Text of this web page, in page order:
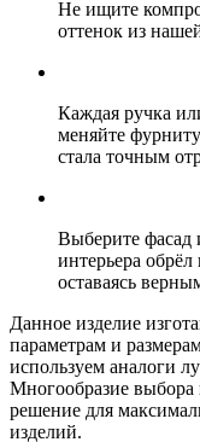
Не ищите
оттенок из
Каждая ручка
меняйте
стала точным
Выберите фасад
интерьера
оставаясь
Данное изделие
параметрам и
используем аналоги
Многообразие выбора
решение для
изделий.